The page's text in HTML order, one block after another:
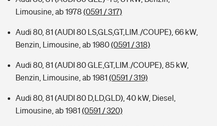
Limousine, ab 1978 (0591 / 317)
Audi 80, 81 (AUDI 80 LS,GLS,GT,LIM./COUPE), 66 kW,
Benzin, Limousine, ab 1980(0591 / 318)
Audi 80, 81 (AUDI 80 GLE,GT,LIM./COUPE), 85 kW,
Benzin, Limousine, ab 1981 (0591 / 319)
Audi 80, 81 (AUDI 80 D,LD,GLD), 40 kW, Diesel,
Limousine, ab 1981 (0591 / 320)